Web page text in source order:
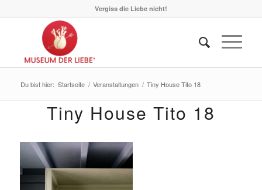
Vergiss die Liebe nicht!
Du bist hier: Startseite / Veranstaltungen / Tiny House Tito 18
Tiny House Tito 18